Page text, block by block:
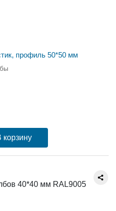
профиль 50*50 мм
корзину